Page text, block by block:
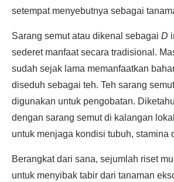
setempat menyebutnya sebagai
Sarang semut atau dikenal sebagai D
sederet manfaat secara tradisional.
sudah sejak lama memanfaatkan
diseduh sebagai teh. Teh sarang
digunakan untuk pengobatan.
dengan sarang semut di kalangan
untuk menjaga kondisi tubuh, stamina
Berangkat dari sana, sejumlah riset
untuk menyibak tabir dari tanaman